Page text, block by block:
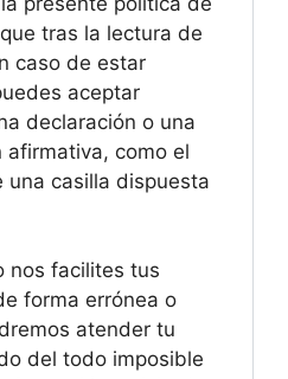
tras la lectura de
caso de estar
aceptar
declaración o una
afirmativa, como el
una casilla dispuesta
nos facilites tus
forma errónea o
atender tu
del todo imposible